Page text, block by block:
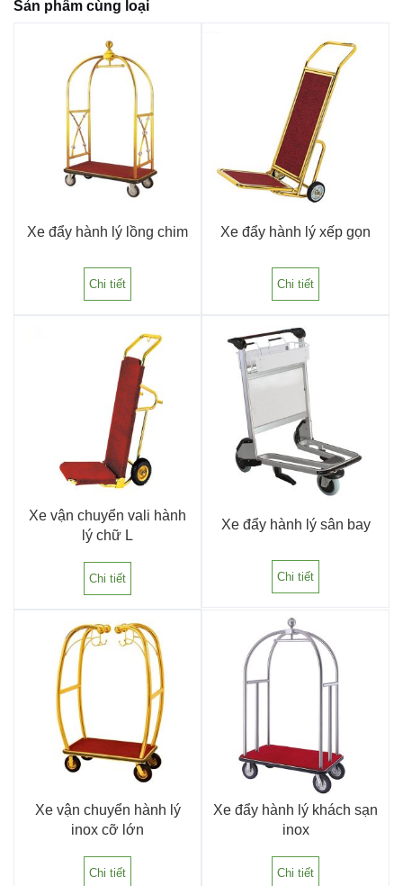
Sản phẩm cùng loại
Xe đẩy hành lý lồng chim
Chi tiết
Xe đẩy hành lý xếp gọn
Chi tiết
Xe vận chuyển vali hành
lý chữ L
Chi tiết
Xe đẩy hành lý sân bay
Chi tiết
Xe vận chuyển hành lý
inox cỡ lớn
Chi tiết
Xe đẩy hành lý khách sạn
inox
Chi tiết